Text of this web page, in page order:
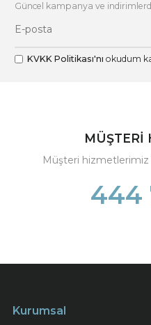
Güncel kampanya ve
KVKK Politikası'nı okudum
MÜŞTERİ
Müşteri
444
Kurumsal